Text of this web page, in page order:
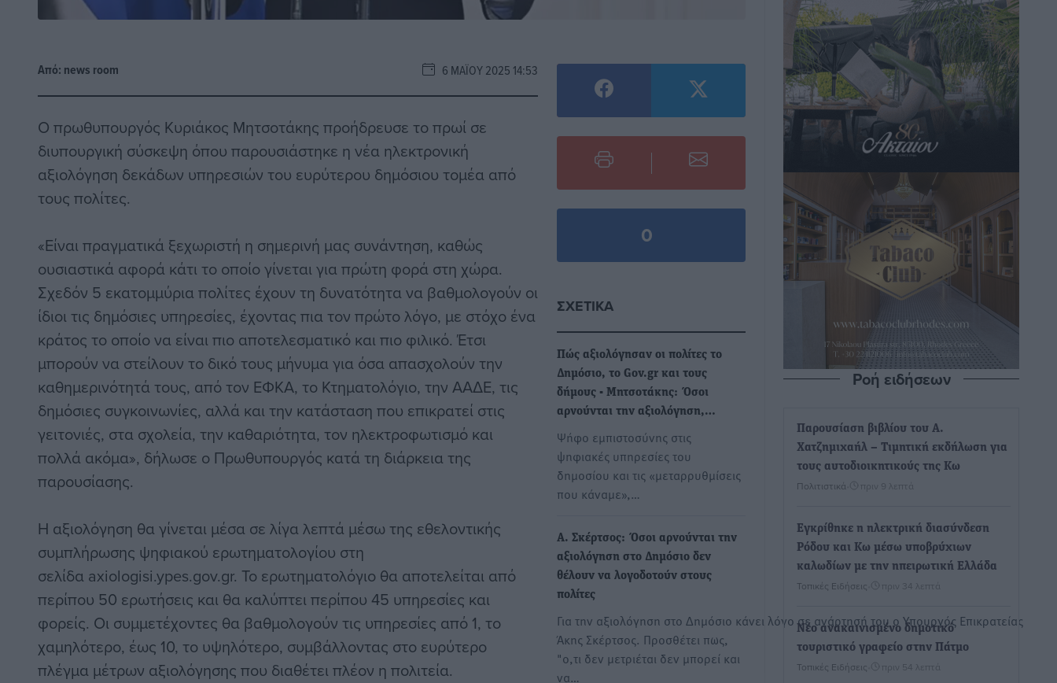
Από: news room 6 ΜΑΪ́ΟΥ 2025 14:53
Ο πρωθυπουργός Κυριάκος Μητσοτάκης προήδρευσε το πρωί σε
διυπουργική σύσκεψη όπου παρουσιάστηκε η νέα ηλεκτρονική
αξιολόγηση δεκάδων υπηρεσιών του ευρύτερου δημόσιου τομέα από
τους πολίτες.
«Είναι πραγματικά ξεχωριστή η σημερινή μας συνάντηση, καθώς
ουσιαστικά αφορά κάτι το οποίο γίνεται για πρώτη φορά στη χώρα.
Σχεδόν 5 εκατομμύρια πολίτες έχουν τη δυνατότητα να βαθμολογούν οι
ίδιοι τις δημόσιες υπηρεσίες, έχοντας πια τον πρώτο λόγο, με στόχο ένα
κράτος το οποίο να είναι πιο αποτελεσματικό και πιο φιλικό. Έτσι
μπορούν να στείλουν το δικό τους μήνυμα για όσα απασχολούν την
καθημερινότητά τους, από τον ΕΦΚΑ, το Κτηματολόγιο, την ΑΑΔΕ, τις
δημόσιες συγκοινωνίες, αλλά και την κατάσταση που επικρατεί στις
γειτονιές, στα σχολεία, την καθαριότητα, τον ηλεκτροφωτισμό και
πολλά ακόμα», δήλωσε ο Πρωθυπουργός κατά τη διάρκεια της
παρουσίασης.
Η αξιολόγηση θα γίνεται μέσα σε λίγα λεπτά μέσω της εθελοντικής
συμπλήρωσης ψηφιακού ερωτηματολογίου στη
σελίδα axiologisi.ypes.gov.gr. Το ερωτηματολόγιο θα αποτελείται από
περίπου 50 ερωτήσεις και θα καλύπτει περίπου 45 υπηρεσίες και
φορείς. Οι συμμετέχοντες θα βαθμολογούν τις υπηρεσίες από 1, το
χαμηλότερο, έως 10, το υψηλότερο, συμβάλλοντας στο ευρύτερο
πλέγμα μέτρων αξιολόγησης που διαθέτει πλέον η πολιτεία.
0
ΣΧΕΤΙΚΆ
Πώς αξιολόγησαν οι πολίτες το
Δημόσιο, το Gov.gr και τους
δήμους - Μητσοτάκης: Όσοι
αρνούνται την αξιολόγηση,…
Ψήφο εμπιστοσύνης στις
ψηφιακές υπηρεσίες του
δημοσίου και τις «μεταρρυθμίσεις
που κάναμε»,…
Α. Σκέρτσος: Όσοι αρνούνται την
αξιολόγηση στο Δημόσιο δεν
θέλουν να λογοδοτούν στους
πολίτες
Για την αξιολόγηση στο Δημόσιο κάνει λόγο σε ανάρτησή του ο Υπουργός Επικρατείας
Άκης Σκέρτσος. Προσθέτει πως,
"ο,τι δεν μετριέται δεν μπορεί και
να…
Ροή ειδήσεων
Παρουσίαση βιβλίου του Α.
Χατζημιχαήλ – Τιμητική εκδήλωση για
τους αυτοδιοικητικούς της Κω
Πολιτιστικά πριν 9 λεπτά
Εγκρίθηκε η ηλεκτρική διασύνδεση
Ρόδου και Κω μέσω υποβρύχιων
καλωδίων με την ηπειρωτική Ελλάδα
Τοπικές Ειδήσεις πριν 34 λεπτά
Νέο ανακαινισμένο δημοτικό
τουριστικό γραφείο στην Πάτμο
Τοπικές Ειδήσεις πριν 54 λεπτά